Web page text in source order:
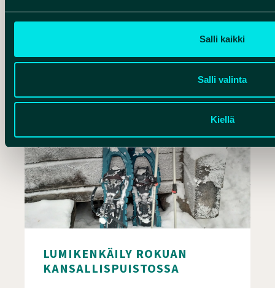
Salli kaikki
Salli valinta
Kiellä
tarinoita…
Opastettu retki Oulusta Rokuan kansallispuistoon
LUMIKENKÄILY ROKUAN
KANSALLISPUISTOSSA